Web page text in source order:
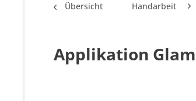
Übersicht Handarbeit
Applikation